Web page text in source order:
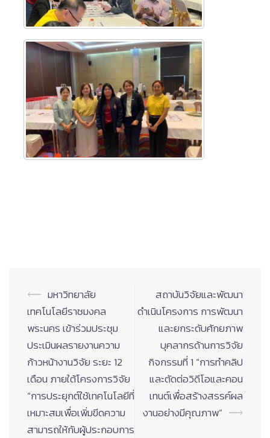
Post
navigation
⟵ มหาวิทยาลัย
เทคโนโลยีราชมงคล
พระนคร เข้าร่วมประชุม
ประเมินผลรายงานความ
ก้าวหน้างานวิจัย ระยะ 12
เดือน ภายใต้โครงการวิจัย
“การประยุกต์ใช้เทคโนโลยีที่
เหมาะสมเพื่อเพิ่มขีดความ
สามารถให้กับผู้ประกอบการ
สถาบันวิจัยและพัฒนา
ดำเนินโครงการ การพัฒนา
และยกระดับศักยภาพ
บุคลากรด้านการวิจัย
กิจกรรมที่ 1 “การทำคลิป
และตัดต่อวิดีโอและคอน
เทนต์เพื่อสร้างสรรค์ผล
งานอย่างมีคุณภาพ” ⟶